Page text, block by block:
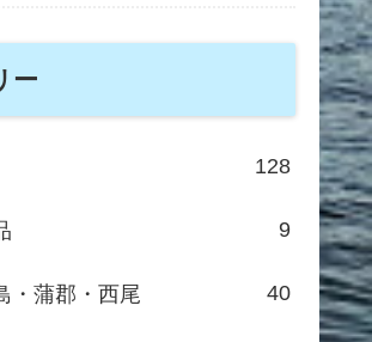
ー
128
9
・蒲郡・西尾 40